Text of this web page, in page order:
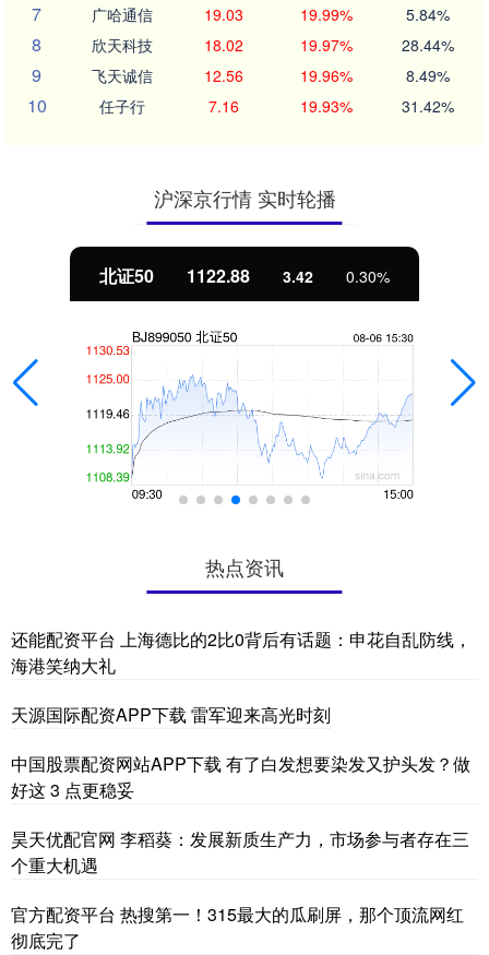
7 广哈通信 19.03 19.99% 5.84%
8 欣天科技 18.02 19.97% 28.44%
9 飞天诚信 12.56 19.96% 8.49%
10 任子行 7.16 19.93% 31.42%
沪深京行情 实时轮播
北证50 1122.88 3.42 0.30%
热点资讯
还能配资平台 上海德比的2比0背后有话题：申花自乱防线，
海港笑纳大礼
天源国际配资APP下载 雷军迎来高光时刻
中国股票配资网站APP下载 有了白发想要染发又护头发？做
好这 3 点更稳妥
昊天优配官网 李稻葵：发展新质生产力，市场参与者存在三
个重大机遇
官方配资平台 热搜第一！315最大的瓜刷屏，那个顶流网红
彻底完了